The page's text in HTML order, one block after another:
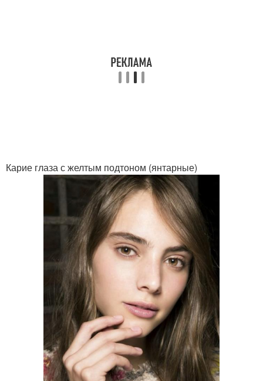
Карие глаза с желтым подтоном (янтарные)